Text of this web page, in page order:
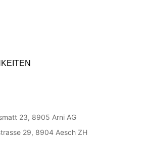
23, 8905 Arni AG
29, 8904 Aesch ZH